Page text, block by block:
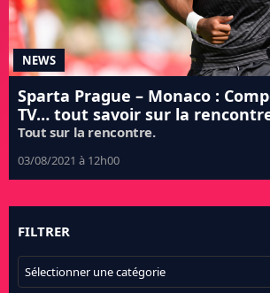
NEWS
Sparta Prague – Monaco :
TV… tout savoir sur la
Tout sur la rencontre.
03/08/2021 à 12h00
FILTRER